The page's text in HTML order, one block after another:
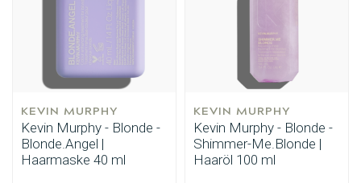
KEVIN MURPHY
Kevin Murphy - Blonde -
Blonde.Angel |
Haarmaske 40 ml
KEVIN MURPHY
Kevin Murphy - Blonde -
Shimmer-Me.Blonde |
Haaröl 100 ml